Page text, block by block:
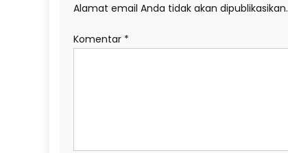
Alamat email Anda tidak akan dipublikasikan.
Komentar *